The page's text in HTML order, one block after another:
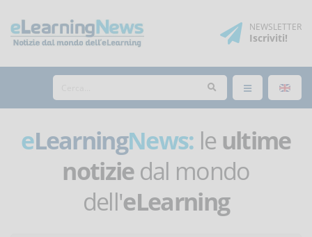
NEWSLETTER
Iscriviti!
eLearningNews: le ultime
notiziedal mondo
dell'eLearning